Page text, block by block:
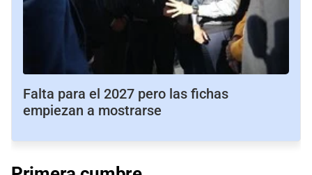
Falta para el 2027 pero las fichas
empiezan a mostrarse